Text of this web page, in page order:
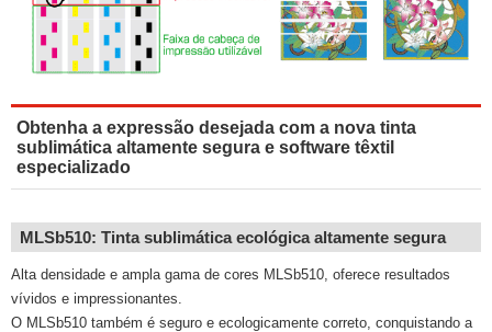
Obtenha a expressão desejada com a nova tinta
sublimática altamente segura e software têxtil
especializado
MLSb510: Tinta sublimática ecológica altamente segura
Alta densidade e ampla gama de cores MLSb510, oferece resultados
vívidos e impressionantes.
O MLSb510 também é seguro e ecologicamente correto, conquistando a